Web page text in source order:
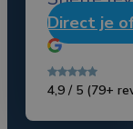
Direct je
4,9 / 5 (79+